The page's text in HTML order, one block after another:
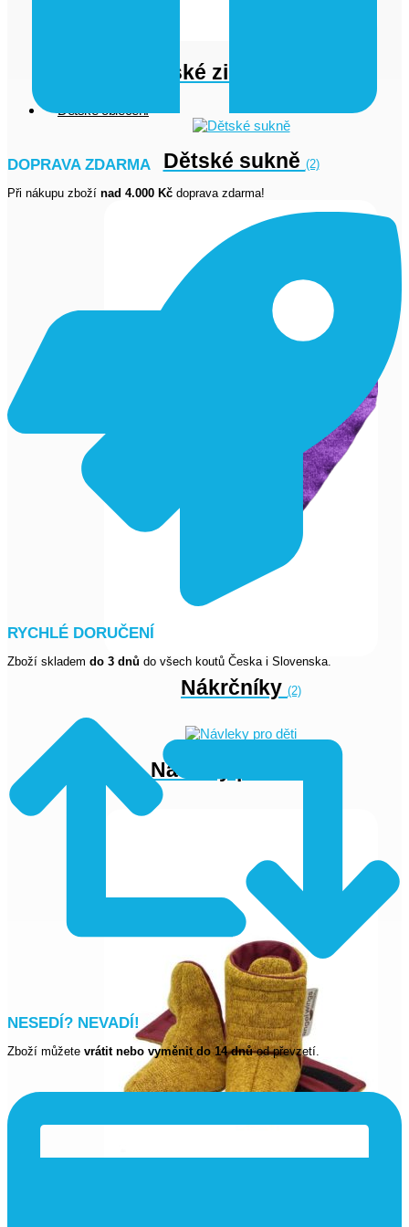
Dámské zimní kabáty
Dětské oblečení
Dětské sukně (2)
Nákrčníky (2)
Návleky pro děti
DOPRAVA ZDARMA
Při nákupu zboží nad 4.000 Kč doprava zdarma!
RYCHLÉ DORUČENÍ
Zboží skladem do 3 dnů do všech koutů Česka i Slovenska.
NESEDÍ? NEVADÍ!
Zboží můžete vrátit nebo vyměnit do 14 dnůod převzetí.